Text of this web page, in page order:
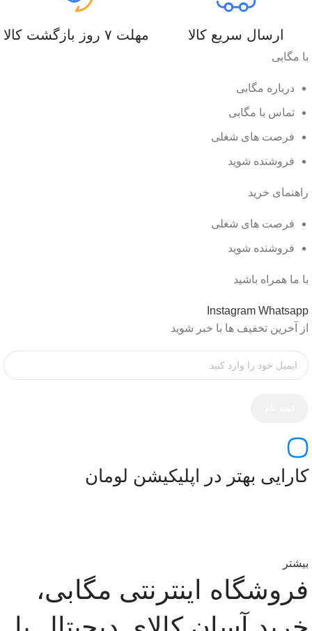
ارسال سریع کالا مهلت ۷ روز بازگشت کالا
با مگابی
درباره مگابی
تماس با مگابی
فرصت های شغلی
فروشنده شوید
راهنمای خرید
فرصت های شغلی
فروشنده شوید
با ما همراه باشید
Instagram Whatsapp
از آخرین تخفیف ها با خبر شوید
کارایی بهتر در اپلیکیشن لومان
بیشتر
فروشگاه اینترنتی مگابی،